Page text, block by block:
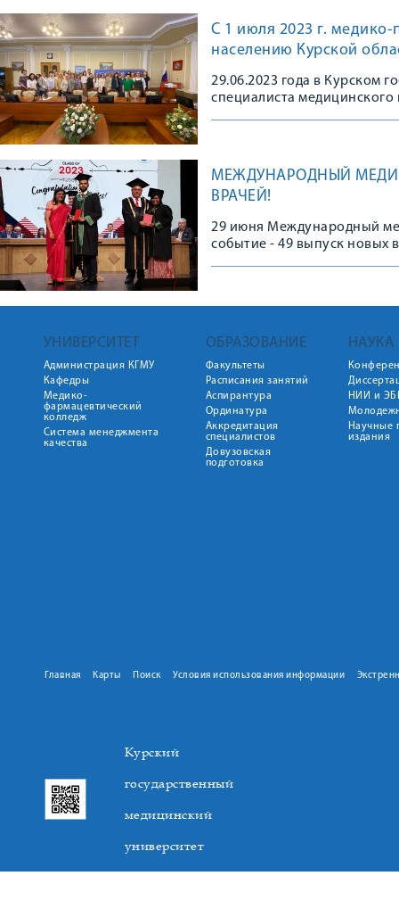
С 1 июля 2023 г. медико-
населению Курской
29.06.2023 года в Курском
специалиста
МЕЖДУНАРОДНЫЙ
ВРАЧЕЙ!
29 июня Международный
событие - 49 выпуск новых
УНИВЕРСИТЕТ
Администрация КГМУ
Кафедры
Медико-
фармацевтический
колледж
Система менеджмента
качества
ОБРАЗОВАНИЕ
Факультеты
Расписания занятий
Аспирантура
Ординатура
Аккредитация
специалистов
Довузовская
подготовка
НАУКА
НИИ и
Научные
издания
Главная Карты Поиск Условия использования информации
Курский
государственный
медицинский
университет